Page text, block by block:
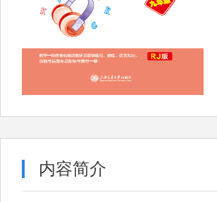
内容简介